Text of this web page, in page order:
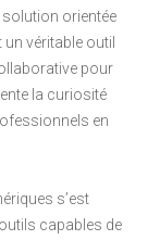
solution orientée
véritable outil
pour
la curiosité
en
s’est
capables de